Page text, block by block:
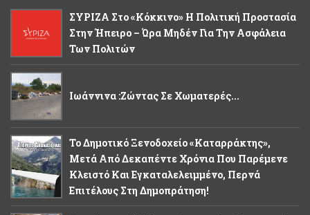
ΣΥΡΙΖΑ Στο «κόκκινο» Η Πολιτική Προστασία
Στην Ήπειρο – Ώρα Μηδέν Για Την Ασφάλεια
Των Πολιτών
Ιωάννινα :Ζώντας Σε Χωματερές...
Το Δημοτικό Ξενοδοχείο «Καταρράκτης»,
Μετά Από Δεκαπέντε Χρόνια Που Παρέμενε
Κλειστό Και Εγκαταλελειμμένο, Περνά
Επιτέλους Στη Δημοπράτηση!